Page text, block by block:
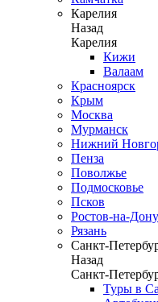
Карелия
Назад
Карелия
Кижи
Валаам
Красноярск
Крым
Москва
Мурманск
Нижний
Пенза
Поволжье
Подмосковье
Псков
Ростов-на-Дону
Рязань
Санкт-
Назад
Санкт-
Туры в